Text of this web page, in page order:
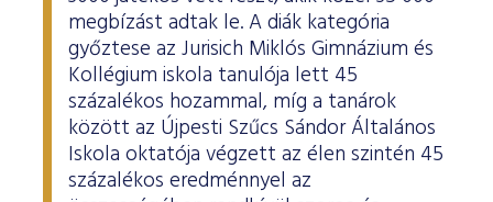
megbízást adtak le. A diák kategória
győztese az Jurisich Miklós Gimnázium és
Kollégium iskola tanulója lett 45
százalékos hozammal, míg a tanárok
között az Újpesti Szűcs Sándor Általános
Iskola oktatója végzett az élen szintén 45
százalékos eredménnyel az